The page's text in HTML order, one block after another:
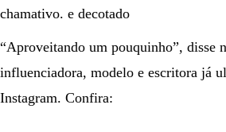
chamativo. e decotado
“Aproveitando um pouquinho”, disse
influenciadora, modelo e escritora já
Instagram. Confira: